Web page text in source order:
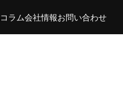
コラム会社情報お問い合わせ